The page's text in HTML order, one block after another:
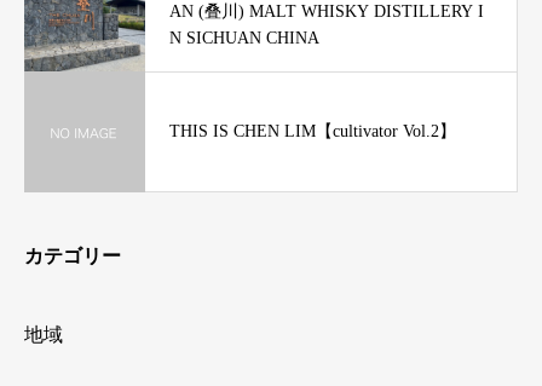
AN (叠川) MALT WHISKY DISTILLERY I
N SICHUAN CHINA
THIS IS CHEN LIM【cultivator Vol.2】
カテゴリー
地域